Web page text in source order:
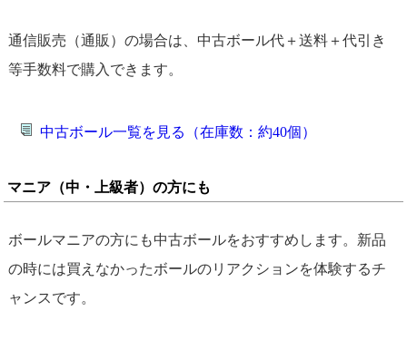
通信販売（通販）の場合は、中古ボール代＋送料＋代引き
等手数料で購入できます。
中古ボール一覧を見る（在庫数：約40個）
マニア（中・上級者）の方にも
ボールマニアの方にも中古ボールをおすすめします。新品
の時には買えなかったボールのリアクションを体験するチ
ャンスです。